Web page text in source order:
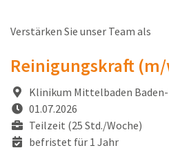
Reinigungskraft
Klinikum Mittelbaden
01.07.2026
Teilzeit (25 Std./Woche)
befristet für 1 Jahr
Verstärken Sie unser Team als